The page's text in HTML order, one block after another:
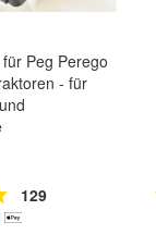
Peg Perego
- für
129